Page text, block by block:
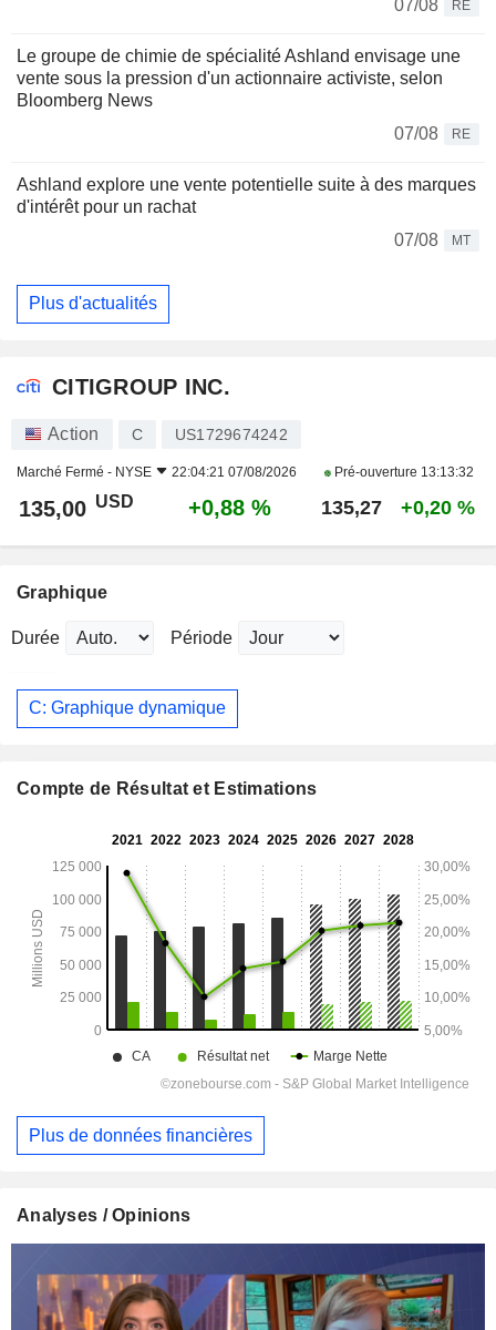
07/08 RE
Le groupe de chimie de spécialité Ashland envisage une
vente sous la pression d'un actionnaire activiste, selon
Bloomberg News
07/08
RE
Ashland explore une vente potentielle suite à des marques
d'intérêt pour un rachat
07/08
MT
Plus d'actualités
CITIGROUP INC.
Action C US1729674242
Marché Fermé - NYSE 22:04:21 07/08/2026 Pré-ouverture 13:13:32
135,00 USD +0,88 % 135,27 +0,20 %
Graphique
Durée Période
C: Graphique dynamique
Compte de Résultat et Estimations
Plus de données financières
Analyses / Opinions